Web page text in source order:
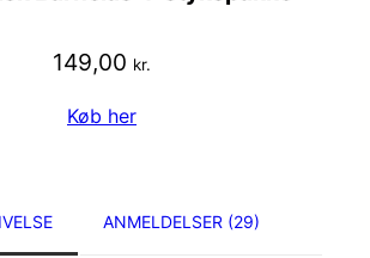
149,00 kr.
Køb her
ANMELDELSER (29)